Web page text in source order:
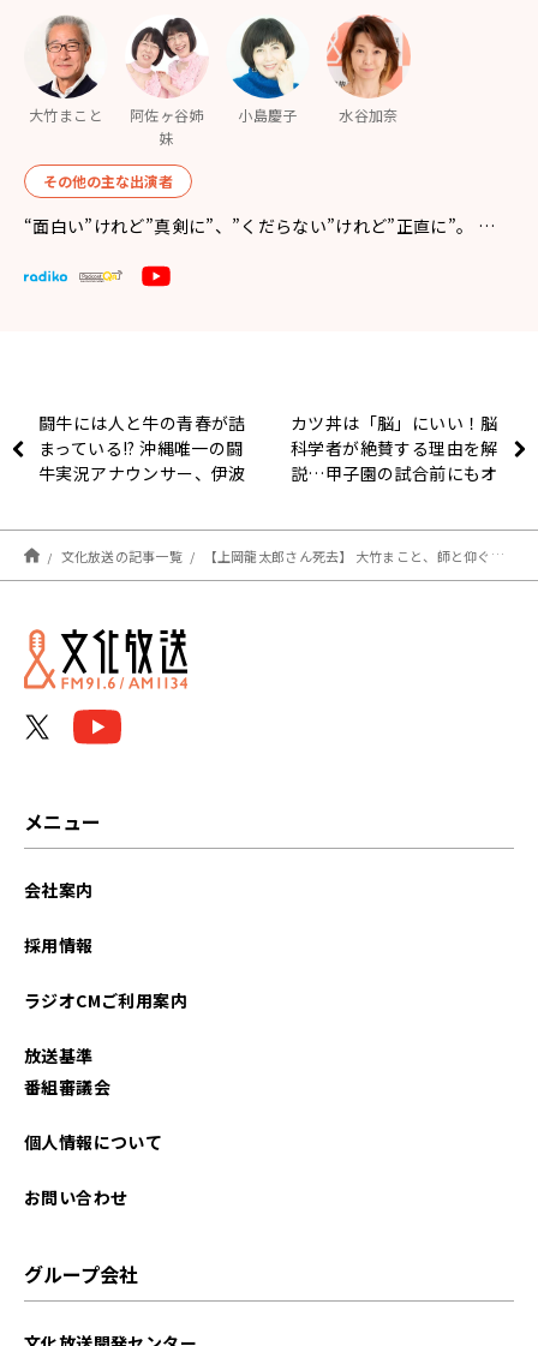
大竹まこと
阿佐ヶ谷姉
妹
小島慶子 水谷加奈
その他の主な出演者
“面白い”けれど”真剣に”、”くだらない”けれど”正直に”。 …
闘牛には人と牛の青春が詰
まっている!? 沖縄唯一の闘
牛実況アナウンサー、伊波
カツ丼は「脳」にいい！脳
科学者が絶賛する理由を解
説…甲子園の試合前にもオ
文化放送の記事一覧 【上岡龍太郎さん死去】 大竹まこと、師と仰ぐ上岡龍太郎さんとの思い出を語る。「私にとっては大阪では上岡さん、とってもお世話になりました。」
メニュー
会社案内
採用情報
ラジオCMご利用案内
放送基準
番組審議会
個人情報について
お問い合わせ
グループ会社